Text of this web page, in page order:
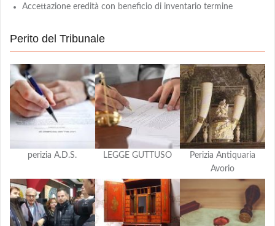
Accettazione eredità con beneficio di inventario termine
Perito del Tribunale
perizia A.D.S. LEGGE GUTTUSO
Perizia Antiquaria
Avorio